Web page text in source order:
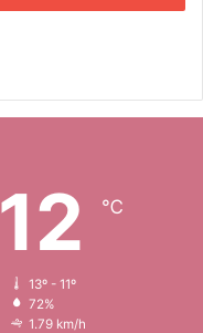
12 ℃
13º - 11º
72%
1.79 km/h